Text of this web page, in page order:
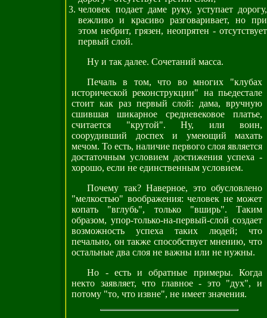
человек подает даме руку, уступает дорогу,
вежливо и красиво разговаривает, но при
этом небрит, грязен, неопрятен - отсутствует
первый слой.
Ну и так далее. Сочетаний масса.
Печаль в том, что во многих "клубах
исторической реконструкции" на пьедестале
стоит как раз первый слой: дама, вручную
сшившая шикарное средневековое платье,
считается "крутой". Ну, или воин,
соорудивший доспех и умеющий махать
мечом. То есть, наличие первого слоя является
достаточным условием достижения успеха -
хорошо, если не единственным условием.
Почему так? Наверное, это обусловлено
"мелкостью" воображения: человек не может
копать "вглубь", только "вширь". Таким
образом, упор-только-на-первый-слой создает
возможность успеха таких людей; что
печально, он также способствует мнению, что
остальные два слоя не важны или не нужны.
Но - есть и обратные примеры. Когда
некто заявляет, что главное - это "дух", и
потому "то, что извне", не имеет значения.